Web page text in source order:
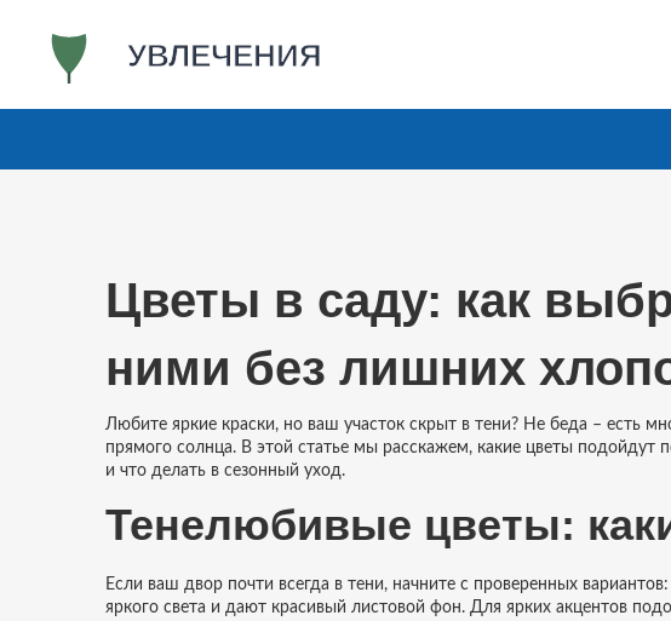
Цветы в саду: как
ними без лишних
Любите яркие краски, но ваш участок скрыт в тени? Не беда – есть
прямого солнца. В этой статье мы расскажем, какие цветы подойдут
и что делать в сезонный уход.
Тенелюбивые цветы:
Если ваш двор почти всегда в тени, начните с проверенных вариантов:
яркого света и дают красивый листовой фон. Для ярких акцентов